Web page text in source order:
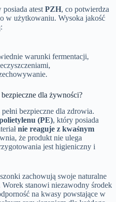
atest PZH, co potwierdza
w użytkowaniu. Wysoka jakość
warunki fermentacji,
dla żywności?
pełni bezpieczne dla zdrowia.
(PE), który posiada
nie reaguje z kwaśnym
że produkt nie ulega
jest higieniczny i
zachowują swoje naturalne
stanowi niezawodny środek
na kwasy powstające w